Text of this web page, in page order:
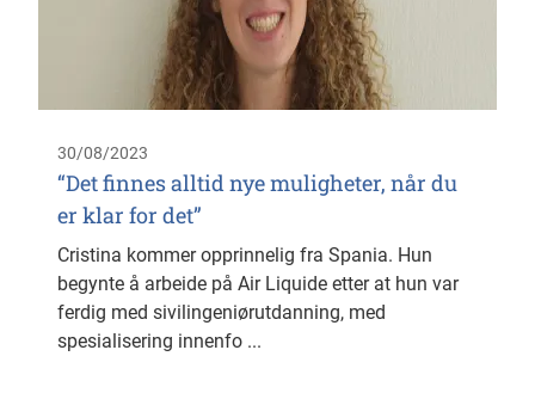
30/08/2023
“Det finnes alltid nye muligheter, når du
er klar for det”
Cristina kommer opprinnelig fra Spania. Hun
begynte å arbeide på Air Liquide etter at hun var
ferdig med sivilingeniørutdanning, med
spesialisering innenfo ...